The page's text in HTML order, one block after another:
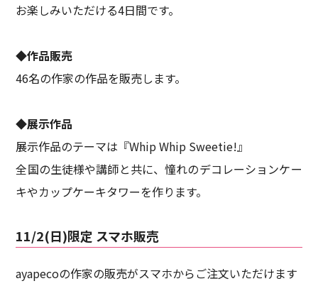
お楽しみいただける4日間です。
◆作品販売
46名の作家の作品を販売します。
◆展示作品
展示作品のテーマは『Whip Whip Sweetie!』
全国の生徒様や講師と共に、憧れのデコレーションケー
キやカップケーキタワーを作ります。
11/2(日)限定 スマホ販売
ayapecoの作家の販売がスマホからご注文いただけます